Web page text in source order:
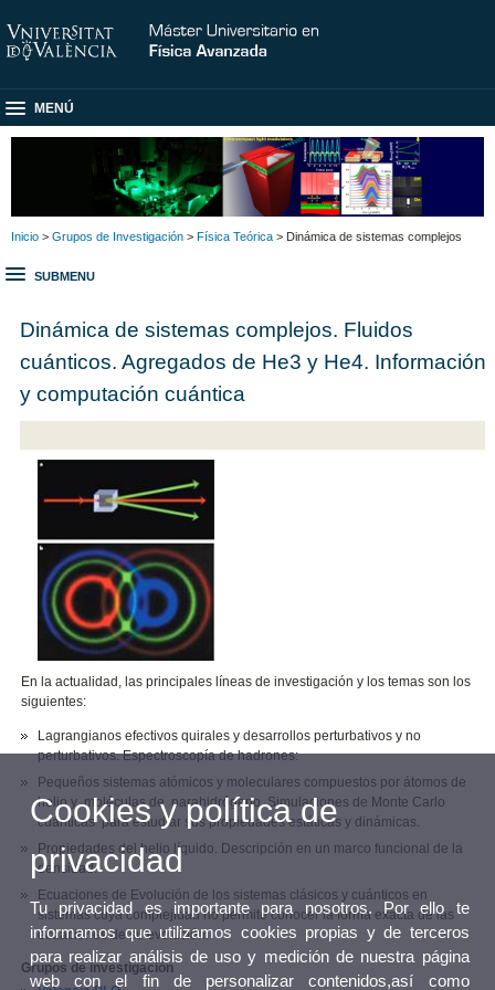
MENÚ
Inicio > Grupos de Investigación > Física Teórica > Dinámica de sistemas complejos
SUBMENU
Dinámica de sistemas complejos. Fluidos
cuánticos. Agregados de He3 y He4. Información
y computación cuántica
En la actualidad, las principales líneas de investigación y los temas son los
siguientes:
Lagrangianos efectivos quirales y desarrollos perturbativos y no
perturbativos. Espectroscopía de hadrones:
Pequeños sistemas atómicos y moleculares compuestos por átomos de
helio y moléculas de parahidrógeno. Simulaciones de Monte Carlo
cuánticas para estudiar sus propiedades estáticas y dinámicas.
Propiedades del helio líquido. Descripción en un marco funcional de la
densidad.
Ecuaciones de Evolución de los sistemas clásicos y cuánticos en
sistemas cuya complejidad no permite conocer la forma exacta de las
ecuaciones de su evolución.
Grupos de investigación
Cookies y política de
privacidad
Tu privacidad es importante para nosotros. Por ello te
informamos que utilizamos cookies propias y de terceros
para realizar análisis de uso y medición de nuestra página
web con el fin de personalizar contenidos,así como